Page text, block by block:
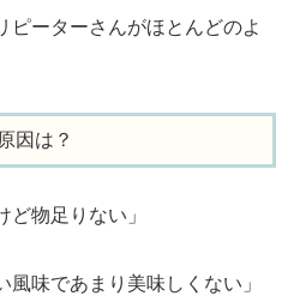
ピーターさんがほとんどのよ
因は？
ど物足りない」
風味であまり美味しくない」